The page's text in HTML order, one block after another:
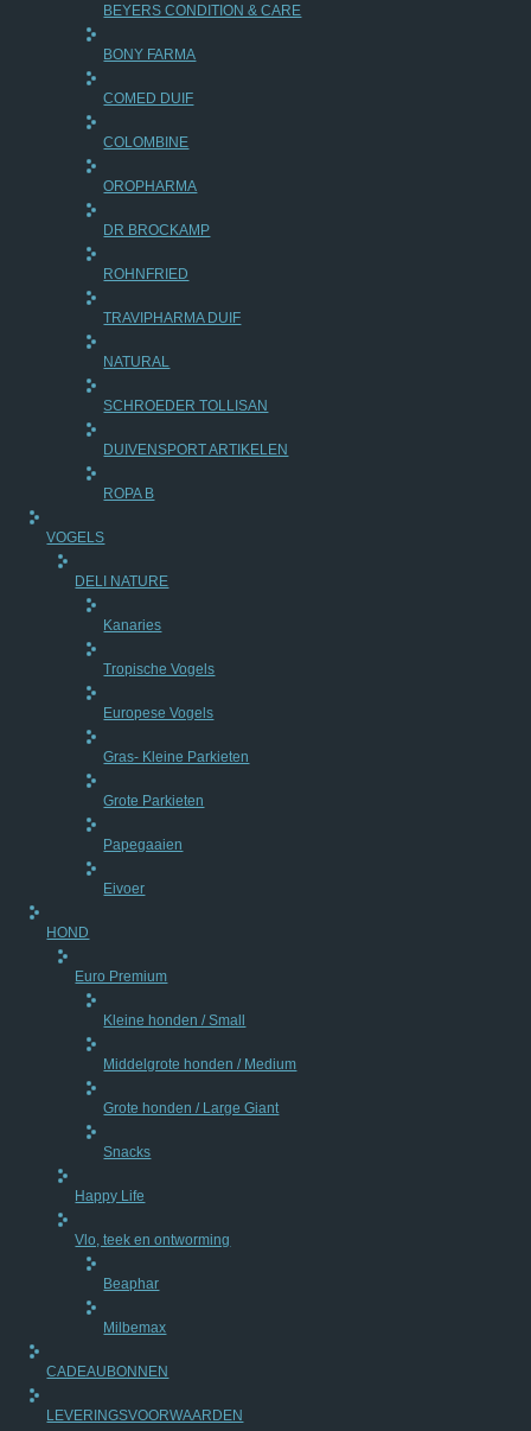
BEYERS CONDITION & CARE
BONY FARMA
COMED DUIF
COLOMBINE
OROPHARMA
DR BROCKAMP
ROHNFRIED
TRAVIPHARMA DUIF
NATURAL
SCHROEDER TOLLISAN
DUIVENSPORT ARTIKELEN
ROPA B
VOGELS
DELI NATURE
Kanaries
Tropische Vogels
Europese Vogels
Gras- Kleine Parkieten
Grote Parkieten
Papegaaien
Eivoer
HOND
Euro Premium
Kleine honden / Small
Middelgrote honden / Medium
Grote honden / Large Giant
Snacks
Happy Life
Vlo, teek en ontworming
Beaphar
Milbemax
CADEAUBONNEN
LEVERINGSVOORWAARDEN